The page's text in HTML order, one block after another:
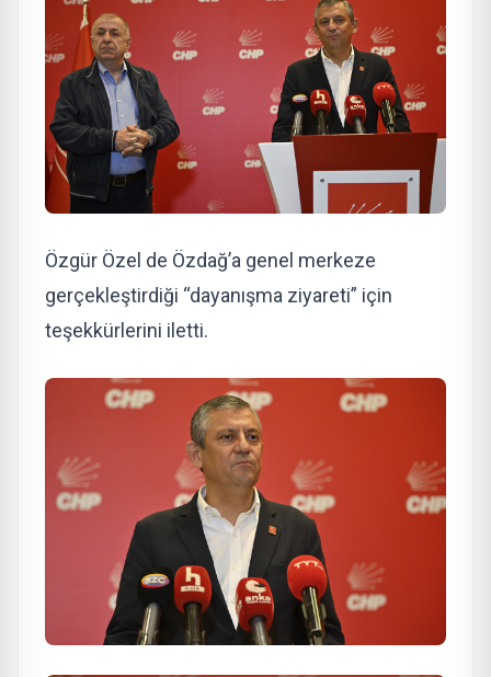
Özgür Özel de Özdağ’a genel merkeze
gerçekleştirdiği “dayanışma ziyareti” için
teşekkürlerini iletti.